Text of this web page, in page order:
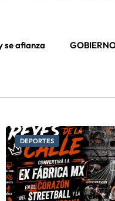
se afianza
DEPORTES